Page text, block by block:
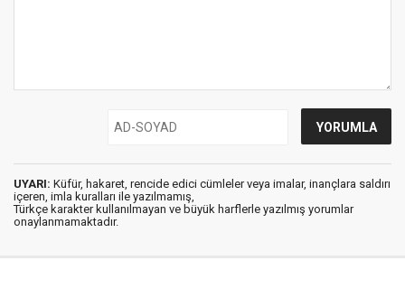
UYARI: Küfür, hakaret, rencide edici cümleler veya imalar, inançlara saldırı
içeren, imla kuralları ile yazılmamış,
Türkçe karakter kullanılmayan ve büyük harflerle yazılmış yorumlar
onaylanmamaktadır.